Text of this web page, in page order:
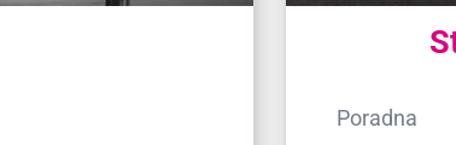
Poradna